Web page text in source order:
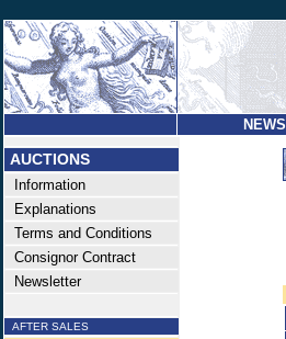
NEWS
AUCTIONS
Information
Explanations
Terms and Conditions
Consignor Contract
Newsletter
AFTER SALES